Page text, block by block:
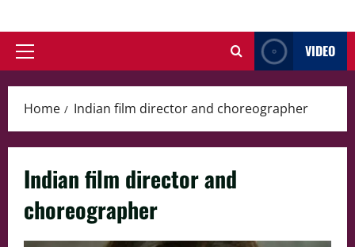
to
contentPrimary
VIDEO
Home Indian film director and choreographer
Indian film director and
choreographer